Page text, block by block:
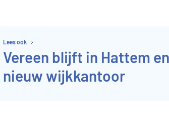
Lees ook
Vereen blijft in Hattem
nieuw wijkkantoor